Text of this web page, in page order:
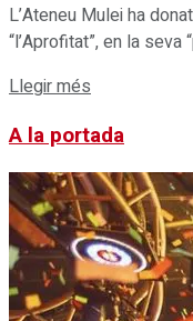
L’Ateneu Mulei ha
“l’Aprofitat”, en la seva
Llegir més
A la portada